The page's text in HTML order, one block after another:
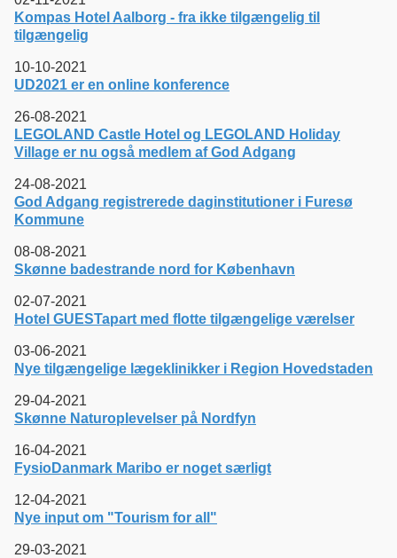
Kompas Hotel Aalborg - fra ikke tilgængelig til
tilgængelig
10-10-2021
UD2021 er en online konference
26-08-2021
LEGOLAND Castle Hotel og LEGOLAND Holiday
Village er nu også medlem af God Adgang
24-08-2021
God Adgang registrerede daginstitutioner i Furesø
Kommune
08-08-2021
Skønne badestrande nord for København
02-07-2021
Hotel GUESTapart med flotte tilgængelige værelser
03-06-2021
Nye tilgængelige lægeklinikker i Region Hovedstaden
29-04-2021
Skønne Naturoplevelser på Nordfyn
16-04-2021
FysioDanmark Maribo er noget særligt
12-04-2021
Nye input om "Tourism for all"
29-03-2021